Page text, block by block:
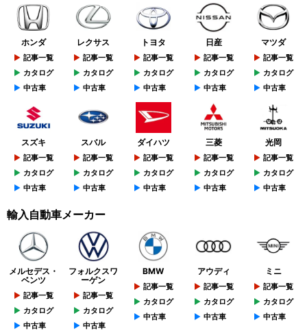
ホンダ
記事一覧
カタログ
中古車
レクサス
記事一覧
カタログ
中古車
トヨタ
記事一覧
カタログ
中古車
日産
記事一覧
カタログ
中古車
マツダ
記事一覧
カタログ
中古車
スズキ
記事一覧
カタログ
中古車
スバル
記事一覧
カタログ
中古車
ダイハツ
記事一覧
カタログ
中古車
三菱
記事一覧
カタログ
中古車
光岡
記事一覧
カタログ
中古車
輸入自動車メーカー
メルセデス・
ベンツ
記事一覧
カタログ
中古車
フォルクスワ
ーゲン
記事一覧
カタログ
中古車
BMW
記事一覧
カタログ
中古車
アウディ
記事一覧
カタログ
中古車
ミニ
記事一覧
カタログ
中古車